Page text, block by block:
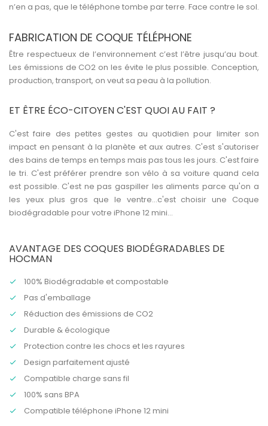
n’en a pas, que le téléphone tombe par terre. Face contre le sol.
FABRICATION DE COQUE TÉLÉPHONE
Être respectueux de l’environnement c’est l’être jusqu’au bout.
Les émissions de CO2 on les évite le plus possible. Conception,
production, transport, on veut sa peau à la pollution.
ET ÊTRE ÉCO-CITOYEN C'EST QUOI AU FAIT ?
C'est faire des petites gestes au quotidien pour limiter son
impact en pensant à la planète et aux autres. C'est s'autoriser
des bains de temps en temps mais pas tous les jours. C'est faire
le tri. C'est préférer prendre son vélo à sa voiture quand cela
est possible. C'est ne pas gaspiller les aliments parce qu'on a
les yeux plus gros que le ventre...c'est choisir une Coque
biodégradable pour votre iPhone 12 mini...
AVANTAGE DES COQUES BIODÉGRADABLES DE
HOCMAN
100% Biodégradable et compostable
Pas d'emballage
Réduction des émissions de CO2
Durable & écologique
Protection contre les chocs et les rayures
Design parfaitement ajusté
Compatible charge sans fil
100% sans BPA
Compatible téléphone iPhone 12 mini